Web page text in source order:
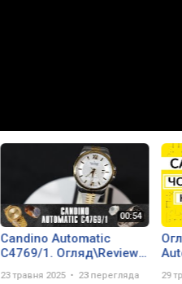
Candino Automatic
C4769/1. Огляд\Review
23 травня 2025 23 перегляда 29